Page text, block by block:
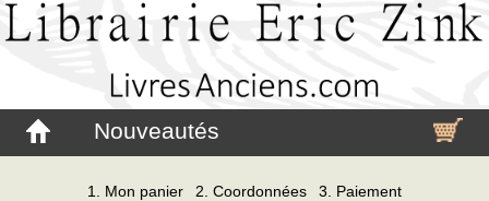
Nouveautés
1. Mon panier 2. Coordonnées 3. Paiement